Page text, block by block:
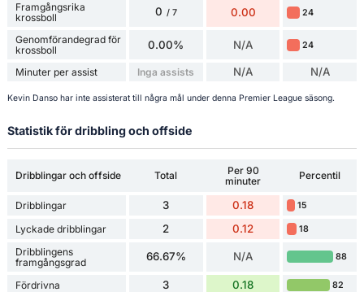
Framgångsrika
krossboll
0 / 7 0.00 24
Genomförandegrad för
krossboll
0.00% N/A 24
Minuter per assist Inga assists N/A N/A
Kevin Danso har inte assisterat till några mål under denna Premier League säsong.
Statistik för dribbling och offside
Dribblingar och offside Total
Per 90
minuter
Percentil
Dribblingar 3 0.18 15
Lyckade dribblingar 2 0.12 18
Dribblingens
framgångsgrad
66.67% N/A 88
Fördrivna 3 0.18 82